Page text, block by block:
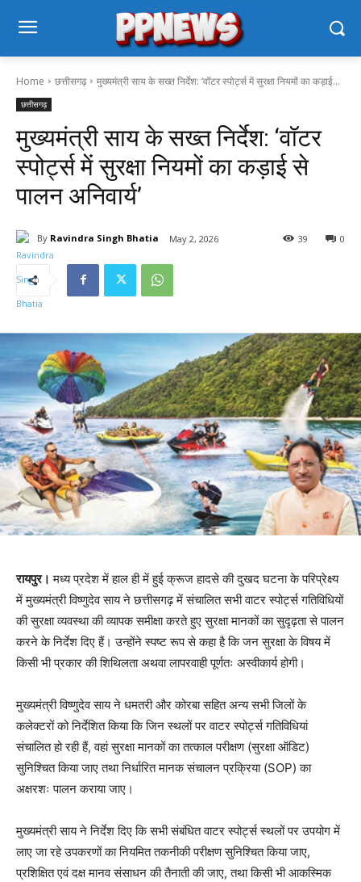
Home छत्तीसगढ़ मुख्यमंत्री साय के सख्त निर्देश: ‘वॉटर स्पोर्ट्स में सुरक्षा नियमों का कड़ाई...
छत्तीसगढ़
मुख्यमंत्री साय के सख्त निर्देश: ‘वॉटर
स्पोर्ट्स में सुरक्षा नियमों का कड़ाई से
पालन अनिवार्य’
By Ravindra Singh Bhatia May 2, 2026 0
39
रायपुर। मध्य प्रदेश में हाल ही में हुई क्रूज हादसे की दुखद घटना के परिप्रेक्ष्य
में मुख्यमंत्री विष्णुदेव साय ने छत्तीसगढ़ में संचालित सभी वाटर स्पोर्ट्स गतिविधियों
की सुरक्षा व्यवस्था की व्यापक समीक्षा करते हुए सुरक्षा मानकों का सुदृढ़ता से पालन
करने के निर्देश दिए हैं। उन्होंने स्पष्ट रूप से कहा है कि जन सुरक्षा के विषय में
किसी भी प्रकार की शिथिलता अथवा लापरवाही पूर्णतः अस्वीकार्य होगी।
मुख्यमंत्री विष्णुदेव साय ने धमतरी और कोरबा सहित अन्य सभी जिलों के
कलेक्टरों को निर्देशित किया कि जिन स्थलों पर वाटर स्पोर्ट्स गतिविधियां
संचालित हो रही हैं, वहां सुरक्षा मानकों का तत्काल परीक्षण (सुरक्षा ऑडिट)
सुनिश्चित किया जाए तथा निर्धारित मानक संचालन प्रक्रिया (SOP) का
अक्षरशः पालन कराया जाए।
मुख्यमंत्री साय ने निर्देश दिए कि सभी संबंधित वाटर स्पोर्ट्स स्थलों पर उपयोग में
लाए जा रहे उपकरणों का नियमित तकनीकी परीक्षण सुनिश्चित किया जाए,
प्रशिक्षित एवं दक्ष मानव संसाधन की तैनाती की जाए, तथा किसी भी आकस्मिक